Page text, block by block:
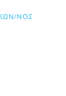
ΝΟΣ